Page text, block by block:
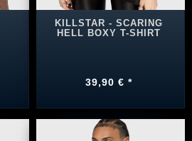
KILLSTAR - SCARING
HELL BOXY T-SHIRT
39,90 € *